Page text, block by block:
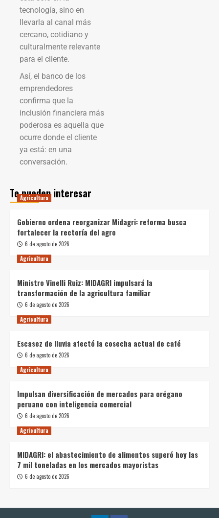
tecnología, sino en
llevarla al canal más
cercano, cotidiano y
culturalmente relevante
para el cliente.
Así, el banco de los
emprendedores
confirma que la
inclusión financiera más
poderosa es aquella que
ocurre donde el cliente
ya está: en una
conversación.
Te pueden interesar
Agricultura
Gobierno ordena reorganizar Midagri: reforma busca
fortalecer la rectoría del agro
6 de agosto de 2026
Agricultura
Ministro Vinelli Ruiz: MIDAGRI impulsará la
transformación de la agricultura familiar
6 de agosto de 2026
Agricultura
Escasez de lluvia afectó la cosecha actual de café
6 de agosto de 2026
Agricultura
Impulsan diversificación de mercados para orégano
peruano con inteligencia comercial
6 de agosto de 2026
Agricultura
MIDAGRI: el abastecimiento de alimentos superó hoy las
7 mil toneladas en los mercados mayoristas
6 de agosto de 2026